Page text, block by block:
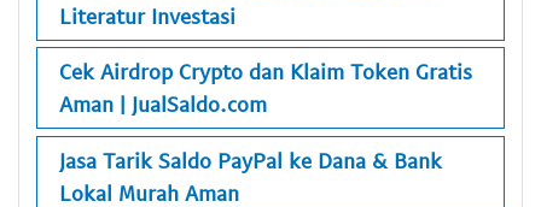
Literatur Investasi
Cek Airdrop Crypto dan Klaim Token Gratis
Aman | JualSaldo.com
Jasa Tarik Saldo PayPal ke Dana & Bank
Lokal Murah Aman